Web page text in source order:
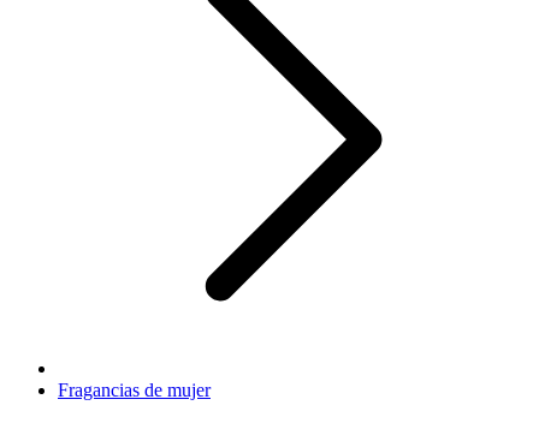
Fragancias de mujer